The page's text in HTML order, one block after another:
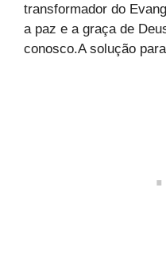
transformador do
a paz e a graça de
conosco.A solução